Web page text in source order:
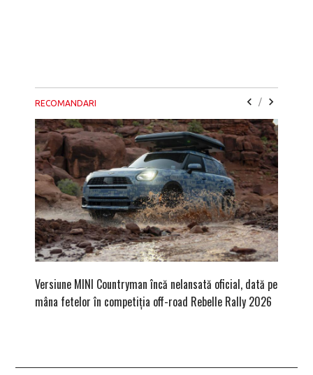
RECOMANDARI /
Versiune MINI Countryman încă nelansată oficial, dată pe
mâna fetelor în competiția off-road Rebelle Rally 2026